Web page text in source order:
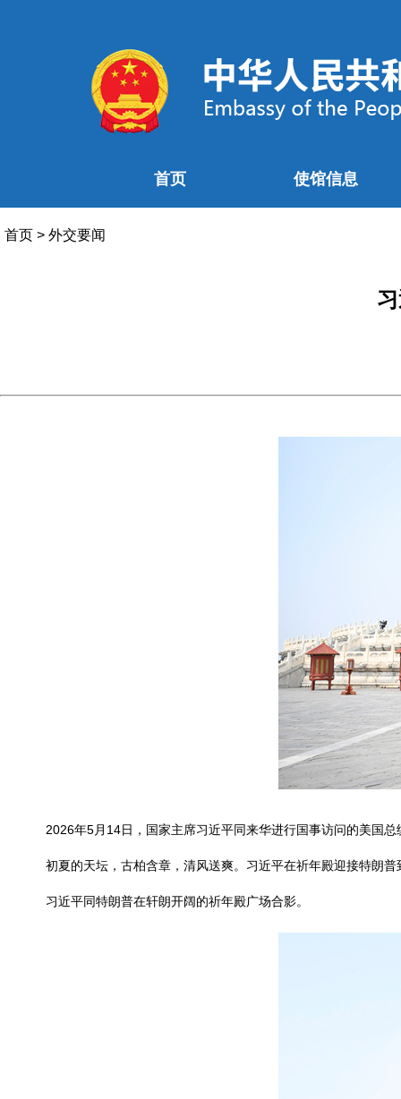
首页 使馆信息
首页 > 外交要闻
2026年5月14日，国家主席习近平同来华进行国事访问的美国
初夏的天坛，古柏含章，清风送爽。习近平在祈年殿迎接特朗普
习近平同特朗普在轩朗开阔的祈年殿广场合影。